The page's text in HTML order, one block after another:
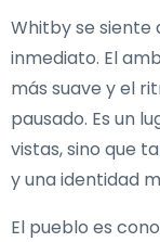
Whitby se siente
inmediato. El
más suave y el
pausado. Es un
vistas, sino que
y una identidad
El pueblo es